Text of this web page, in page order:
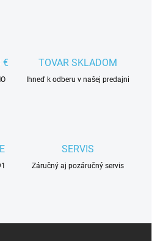
€ TOVAR SKLADOM
Ihneď k odberu v našej predajni
SERVIS
Záručný aj pozáručný servis